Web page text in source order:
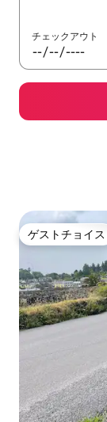
チェックアウト
ゲストチョイス
ゲストチョイス